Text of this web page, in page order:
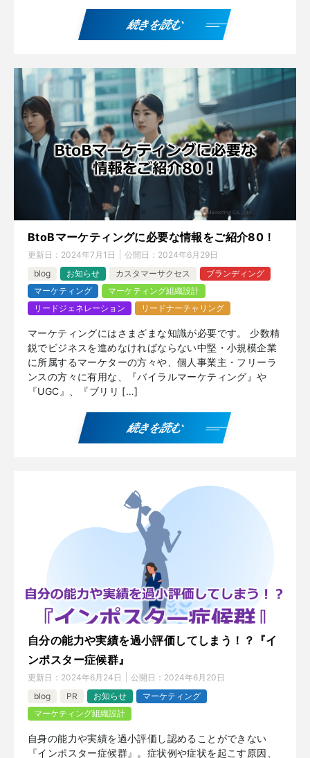
続きを読む
BtoBマーケティングに必要な情報をご紹介80！
更新日： 2024年7月1日 公開日： 2024年6月29日
blog
お知らせ カスタマーサクセス
ブランディング
マーケティング
マーケティング組織設計
リードジェネレーション
リードナーチャリング
マーケティングにはさまざまな知識が必要です。 少数精
鋭でビジネスを進めなければならない中堅・小規模企業
に所属するマーケターの方々や、個人事業主・フリーラ
ンスの方々に有用な、『バイラルマーケティング』や
『UGC』、『ブリリ […]
続きを読む
自分の能力や実績を過小評価してしまう！？『イ
ンポスター症候群』
更新日： 2024年6月24日 公開日： 2024年6月20日
blog
PR お知らせ
マーケティング
マーケティング組織設計
自身の能力や実績を過小評価し認めることができない
『インポスター症候群』。症状例や症状を起こす原因、